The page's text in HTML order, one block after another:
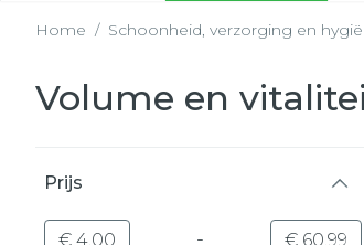
Home / Schoonheid, verzorging en
Volume en
Prijs
Minimumwaarde
€ 4,00 - Maximale
€ 60,99